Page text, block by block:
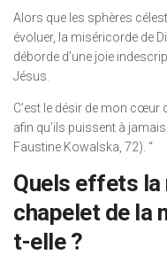
Alors que les sphères
évoluer, la miséricorde de
déborde d’une joie
Jésus.
C’est le désir de mon cœur
afin qu’ils puissent à
Faustine Kowalska, 72). “
Quels effets
chapelet de la
t-elle ?